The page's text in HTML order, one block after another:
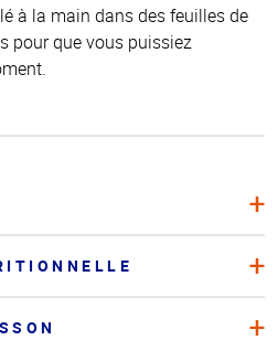
à la main dans des feuilles de
pour que vous puissiez